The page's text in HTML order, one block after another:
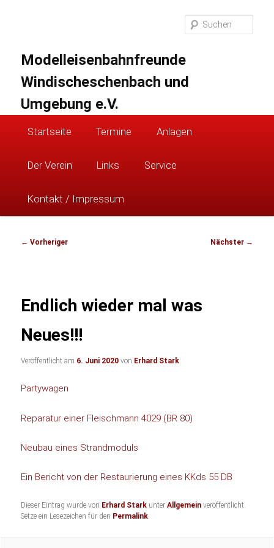
Modelleisenbahnfreunde
Windischeschenbach und
Umgebung e.V.
Startseite Termine Anlagen
Der Verein Links Service
Kontakt / Impressum
Beitragsnavigation
← Vorheriger Nächster →
Endlich wieder mal was
Neues!!!
Veröffentlicht am 6. Juni 2020 von Erhard Stark
Partywagen
Reparatur einer Fleischmann 4029 (BR 80)
Neubau eines Strandmoduls
Ein Bericht von der Restaurierung eines KKds 55 DB
Dieser Eintrag wurde von Erhard Stark unterAllgemein veröffentlicht.
Setze ein Lesezeichen für den Permalink